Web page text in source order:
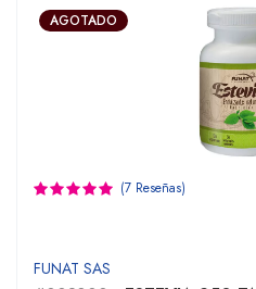
AGOTADO
(7 Reseñas)
FUNAT SAS